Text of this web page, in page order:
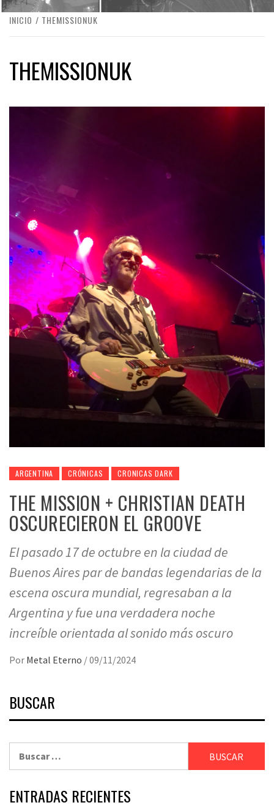
INICIO THEMISSIONUK
THEMISSIONUK
ARGENTINA CRÓNICAS CRONICAS DARK
THE MISSION + CHRISTIAN DEATH
OSCURECIERON EL GROOVE
El pasado 17 de octubre en la ciudad de
Buenos Aires par de bandas legendarias de la
escena oscura mundial, regresaban a la
Argentina y fue una verdadera noche
increíble orientada al sonido más oscuro
Por Metal Eterno /09/11/2024
BUSCAR
ENTRADAS RECIENTES